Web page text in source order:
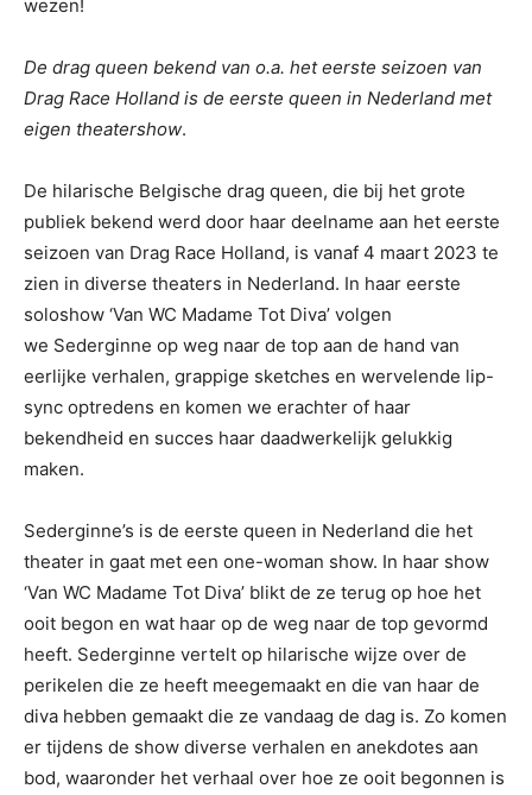
wezen!
De drag queen bekend van o.a. het eerste seizoen van
Drag Race Holland is de eerste queen in Nederland met
eigen theatershow.
De hilarische Belgische drag queen, die bij het grote
publiek bekend werd door haar deelname aan het eerste
seizoen van Drag Race Holland, is vanaf 4 maart 2023 te
zien in diverse theaters in Nederland. In haar eerste
soloshow ‘Van WC Madame Tot Diva’ volgen
we Sederginne op weg naar de top aan de hand van
eerlijke verhalen, grappige sketches en wervelende lip-
sync optredens en komen we erachter of haar
bekendheid en succes haar daadwerkelijk gelukkig
maken.
Sederginne’s is de eerste queen in Nederland die het
theater in gaat met een one-woman show. In haar show
‘Van WC Madame Tot Diva’ blikt de ze terug op hoe het
ooit begon en wat haar op de weg naar de top gevormd
heeft. Sederginne vertelt op hilarische wijze over de
perikelen die ze heeft meegemaakt en die van haar de
diva hebben gemaakt die ze vandaag de dag is. Zo komen
er tijdens de show diverse verhalen en anekdotes aan
bod, waaronder het verhaal over hoe ze ooit begonnen is